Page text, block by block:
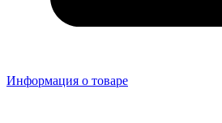
Информация о товаре